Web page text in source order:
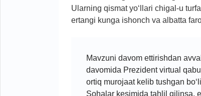
Ularning qismat yo‘llari chigal-u
ertangi kunga ishonch va albatta
Mavzuni davom ettirishdan
davomida Prezident virtual
ortiq murojaat kelib tushgan
Sohalar kesimida tahlil qilinsa,